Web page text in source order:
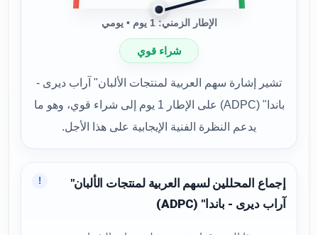
الإطار الزمني: 1 يوم • يومي
شراء قوي
تشير إشارة سهم العربية لمنتجات الألبان" آراب ديرى -
باندا" (ADPC) على الإطار 1 يوم إلى شراء قوي، وهو ما
يدعم النظرة الفنية الإيجابية على هذا الأجل.
إجماع المحللين لسهم العربية لمنتجات الألبان"
آراب ديرى - باندا" (ADPC)
!